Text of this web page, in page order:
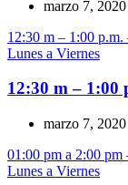
marzo 7, 2020
12:30 m – 1:00
Lunes a Viernes
12:30 m – 1:00
marzo 7, 2020
01:00 pm a 2:00
Lunes a Viernes